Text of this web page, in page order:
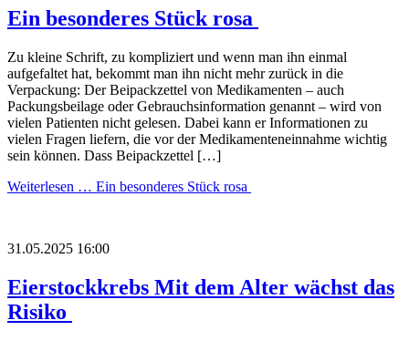
Ein besonderes Stück rosa
Zu kleine Schrift, zu kompliziert und wenn man ihn einmal
aufgefaltet hat, bekommt man ihn nicht mehr zurück in die
Verpackung: Der Beipackzettel von Medikamenten – auch
Packungsbeilage oder Gebrauchsinformation genannt – wird von
vielen Patienten nicht gelesen. Dabei kann er Informationen zu
vielen Fragen liefern, die vor der Medikamenteneinnahme wichtig
sein können. Dass Beipackzettel […]
Weiterlesen … Ein besonderes Stück rosa
31.05.2025 16:00
Eierstockkrebs Mit dem Alter wächst das
Risiko